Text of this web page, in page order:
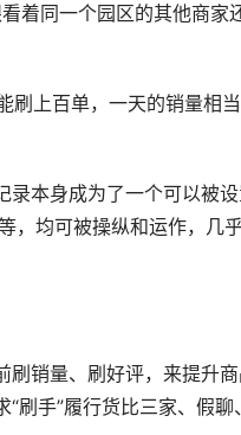
着同一个园区的其他商家
刷上百单，一天的销量相
录本身成为了一个可以被
，均可被操纵和运作，几
刷销量、刷好评，来提升
刷手”履行货比三家、假聊